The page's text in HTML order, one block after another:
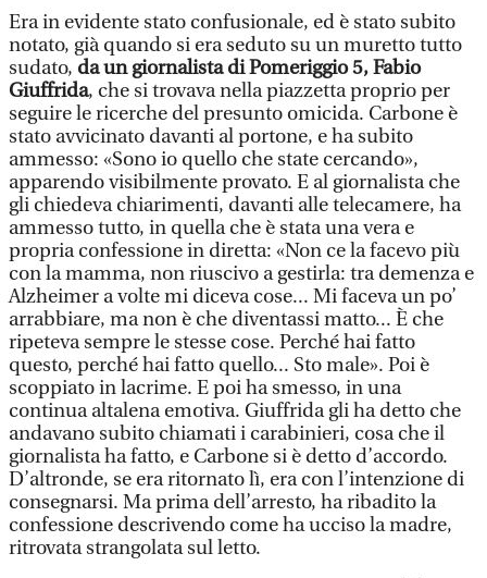
Era in evidente stato confusionale, ed è stato subito
notato, già quando si era seduto su un muretto tutto
sudato, da un giornalista di Pomeriggio 5, Fabio
Giuffrida, che si trovava nella piazzetta proprio per
seguire le ricerche del presunto omicida. Carbone è
stato avvicinato davanti al portone, e ha subito
ammesso: «Sono io quello che state cercando»,
apparendo visibilmente provato. E al giornalista che
gli chiedeva chiarimenti, davanti alle telecamere, ha
ammesso tutto, in quella che è stata una vera e
propria confessione in diretta: «Non ce la facevo più
con la mamma, non riuscivo a gestirla: tra demenza e
Alzheimer a volte mi diceva cose... Mi faceva un po’
arrabbiare, ma non è che diventassi matto... È che
ripeteva sempre le stesse cose. Perché hai fatto
questo, perché hai fatto quello... Sto male». Poi è
scoppiato in lacrime. E poi ha smesso, in una
continua altalena emotiva. Giuffrida gli ha detto che
andavano subito chiamati i carabinieri, cosa che il
giornalista ha fatto, e Carbone si è detto d’accordo.
D’altronde, se era ritornato lì, era con l’intenzione di
consegnarsi. Ma prima dell’arresto, ha ribadito la
confessione descrivendo come ha ucciso la madre,
ritrovata strangolata sul letto.